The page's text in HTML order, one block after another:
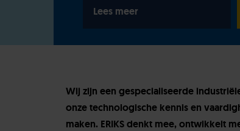
Lees meer
Wij zijn een gespecialiseerde
onze technologische kennis en
maken. ERIKS denkt mee, ontwikkelt